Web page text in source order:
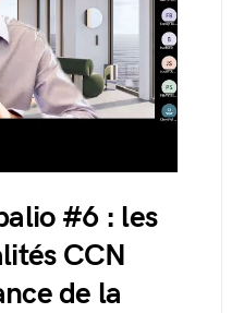
#6 : les
CCN
de la